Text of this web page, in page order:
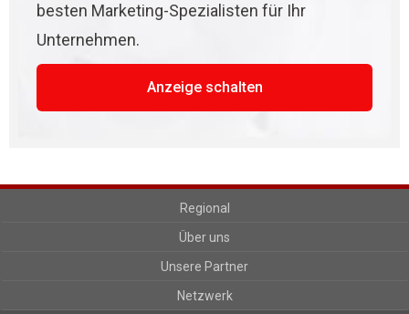
besten Marketing-Spezialisten für Ihr
Unternehmen.
Anzeige schalten
Regional
Über uns
Unsere Partner
Netzwerk